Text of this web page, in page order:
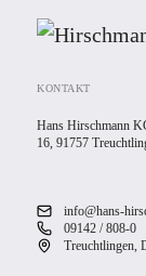
KONTAKT
Hans Hirschmann
16, 91757
info@hans-
09142 / 808-0
Treuchtlingen,